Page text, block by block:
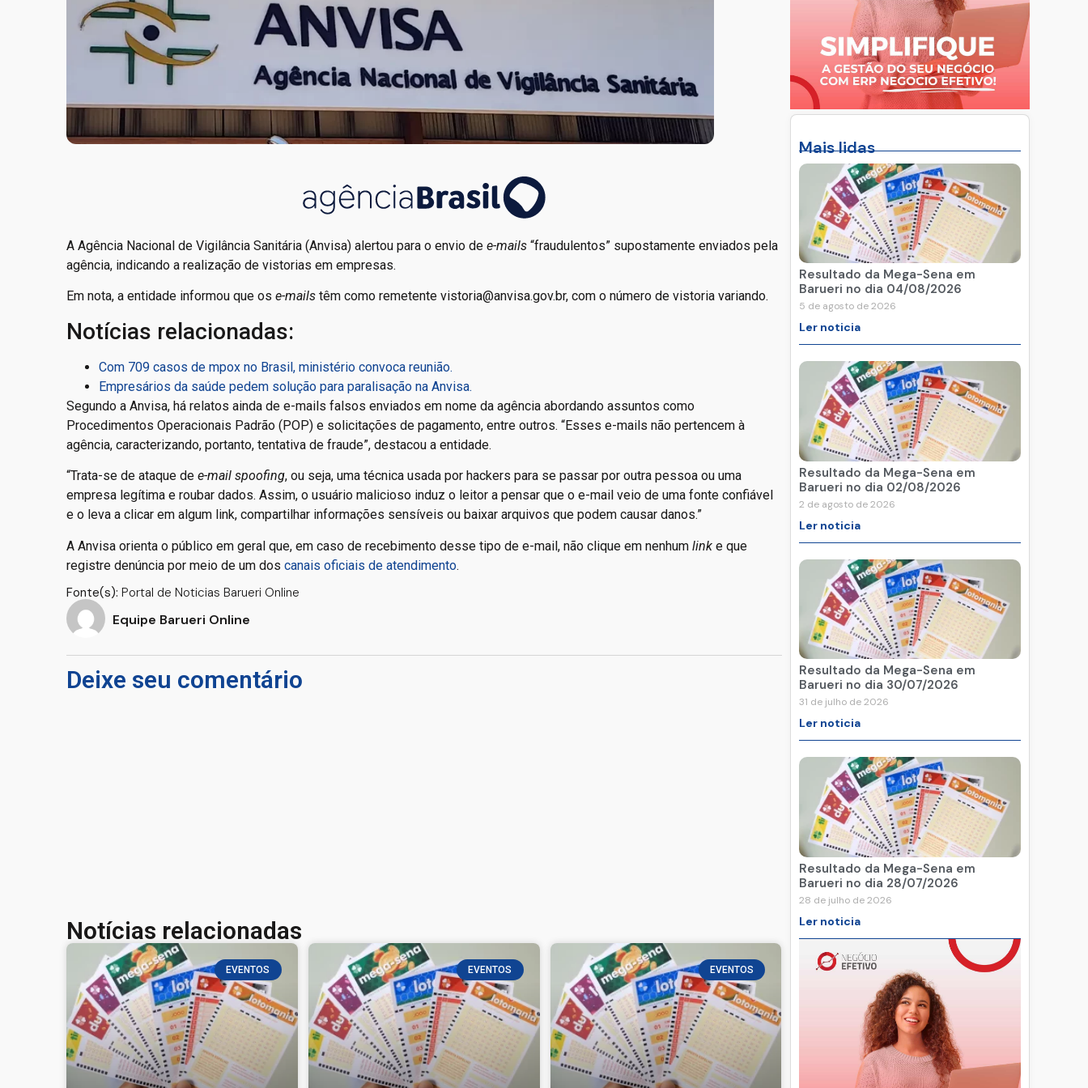
A Agência Nacional de Vigilância Sanitária (Anvisa) alertou para o envio de e-mails “fraudulentos” supostamente enviados pela
agência, indicando a realização de vistorias em empresas.
Em nota, a entidade informou que os e-mails têm como remetente vistoria@anvisa.gov.br, com o número de vistoria variando.
Notícias relacionadas:
Com 709 casos de mpox no Brasil, ministério convoca reunião.
Empresários da saúde pedem solução para paralisação na Anvisa.
Segundo a Anvisa, há relatos ainda de e-mails falsos enviados em nome da agência abordando assuntos como
Procedimentos Operacionais Padrão (POP) e solicitações de pagamento, entre outros. “Esses e-mails não pertencem à
agência, caracterizando, portanto, tentativa de fraude”, destacou a entidade.
“Trata-se de ataque de e-mail spoofing, ou seja, uma técnica usada por hackers para se passar por outra pessoa ou uma
empresa legítima e roubar dados. Assim, o usuário malicioso induz o leitor a pensar que o e-mail veio de uma fonte confiável
e o leva a clicar em algum link, compartilhar informações sensíveis ou baixar arquivos que podem causar danos.”
A Anvisa orienta o público em geral que, em caso de recebimento desse tipo de e-mail, não clique em nenhum link e que
registre denúncia por meio de um dos canais oficiais de atendimento.
Fonte(s): Portal de Noticias Barueri Online
Equipe Barueri Online
Deixe seu comentário
Notícias relacionadas
EVENTOS EVENTOS EVENTOS
Mais lidas
Resultado da Mega-Sena em
Barueri no dia 04/08/2026
5 de agosto de 2026
Ler noticia
Resultado da Mega-Sena em
Barueri no dia 02/08/2026
2 de agosto de 2026
Ler noticia
Resultado da Mega-Sena em
Barueri no dia 30/07/2026
31 de julho de 2026
Ler noticia
Resultado da Mega-Sena em
Barueri no dia 28/07/2026
28 de julho de 2026
Ler noticia